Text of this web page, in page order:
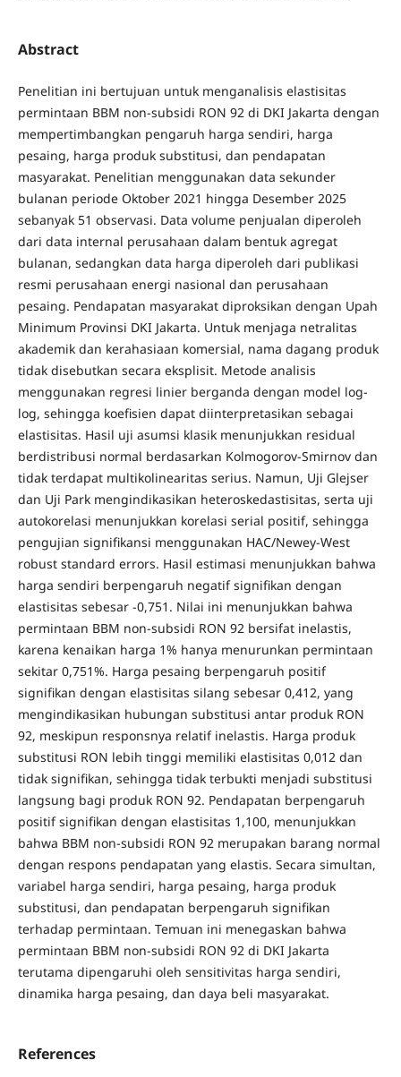
Abstract
Penelitian ini bertujuan untuk menganalisis elastisitas
permintaan BBM non-subsidi RON 92 di DKI Jakarta dengan
mempertimbangkan pengaruh harga sendiri, harga
pesaing, harga produk substitusi, dan pendapatan
masyarakat. Penelitian menggunakan data sekunder
bulanan periode Oktober 2021 hingga Desember 2025
sebanyak 51 observasi. Data volume penjualan diperoleh
dari data internal perusahaan dalam bentuk agregat
bulanan, sedangkan data harga diperoleh dari publikasi
resmi perusahaan energi nasional dan perusahaan
pesaing. Pendapatan masyarakat diproksikan dengan Upah
Minimum Provinsi DKI Jakarta. Untuk menjaga netralitas
akademik dan kerahasiaan komersial, nama dagang produk
tidak disebutkan secara eksplisit. Metode analisis
menggunakan regresi linier berganda dengan model log-
log, sehingga koefisien dapat diinterpretasikan sebagai
elastisitas. Hasil uji asumsi klasik menunjukkan residual
berdistribusi normal berdasarkan Kolmogorov-Smirnov dan
tidak terdapat multikolinearitas serius. Namun, Uji Glejser
dan Uji Park mengindikasikan heteroskedastisitas, serta uji
autokorelasi menunjukkan korelasi serial positif, sehingga
pengujian signifikansi menggunakan HAC/Newey-West
robust standard errors. Hasil estimasi menunjukkan bahwa
harga sendiri berpengaruh negatif signifikan dengan
elastisitas sebesar -0,751. Nilai ini menunjukkan bahwa
permintaan BBM non-subsidi RON 92 bersifat inelastis,
karena kenaikan harga 1% hanya menurunkan permintaan
sekitar 0,751%. Harga pesaing berpengaruh positif
signifikan dengan elastisitas silang sebesar 0,412, yang
mengindikasikan hubungan substitusi antar produk RON
92, meskipun responsnya relatif inelastis. Harga produk
substitusi RON lebih tinggi memiliki elastisitas 0,012 dan
tidak signifikan, sehingga tidak terbukti menjadi substitusi
langsung bagi produk RON 92. Pendapatan berpengaruh
positif signifikan dengan elastisitas 1,100, menunjukkan
bahwa BBM non-subsidi RON 92 merupakan barang normal
dengan respons pendapatan yang elastis. Secara simultan,
variabel harga sendiri, harga pesaing, harga produk
substitusi, dan pendapatan berpengaruh signifikan
terhadap permintaan. Temuan ini menegaskan bahwa
permintaan BBM non-subsidi RON 92 di DKI Jakarta
terutama dipengaruhi oleh sensitivitas harga sendiri,
dinamika harga pesaing, dan daya beli masyarakat.
References